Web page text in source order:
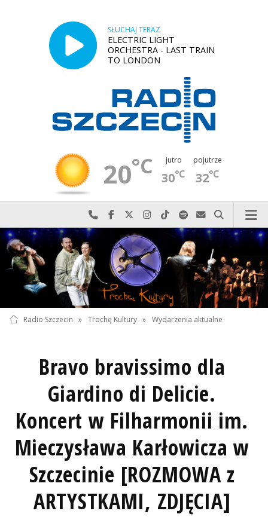
SŁUCHAJ TERAZ
ELECTRIC LIGHT
ORCHESTRA - LAST TRAIN
TO LONDON
20°C jutro
30°C
pojutrze
32°C
Najlepiej po prostu do nas zadzwoń
Odwiedź nas na Facebook-u
Odwiedź nas na X
Odwiedź nas na Instagram-ie
Odwiedź nas na TikTok-u
Szukaj nas na Spotify
Wyślij do nas
Szukaj
Radio Szczecin » Trochę Kultury » Wydarzenia aktualne
Bravo bravissimo dla
Giardino di Delicie.
Koncert w Filharmonii im.
Mieczysława Karłowicza w
Szczecinie [ROZMOWA z
ARTYSTKAMI, ZDJĘCIA]